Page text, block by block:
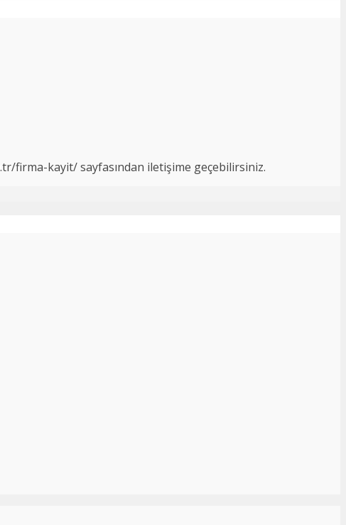
firma-kayit/ sayfasından iletişime geçebilirsiniz.